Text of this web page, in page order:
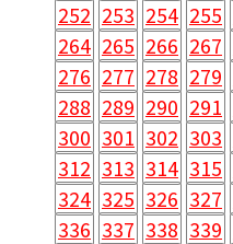
252 253 254 255
264 265 266 267
276 277 278 279
288 289 290 291
300 301 302 303
312 313 314 315
324 325 326 327
336 337 338 339